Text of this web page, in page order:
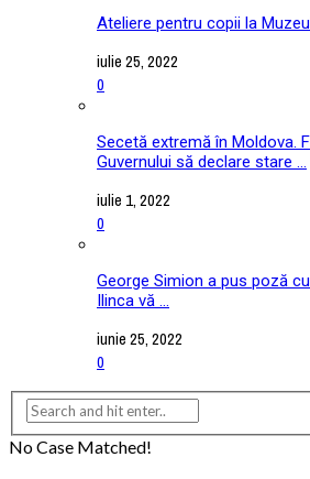
Ateliere pentru copii la
iulie 25, 2022
0
Secetă extremă în Moldova.
Guvernului să declare stare ...
iulie 1, 2022
0
George Simion a pus poză
Ilinca vă ...
iunie 25, 2022
0
No Case Matched!